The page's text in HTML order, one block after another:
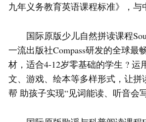
九年义务教育英语课程标准》，与
国际原版少儿自然拼读课程
一流出版社Compass研发的全球最
材，适合4-12岁零基础的学生 ? 运
文、游戏、绘本等多样形式，让拼
帮 助孩子实现“见词能读、听音会写